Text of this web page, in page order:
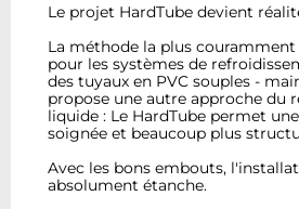
Le projet HardTube devient
La méthode la plus
pour les systèmes de
des tuyaux en PVC souples -
propose une autre approche du
liquide : Le HardTube permet
soignée et beaucoup plus
Avec les bons embouts,
absolument étanche.